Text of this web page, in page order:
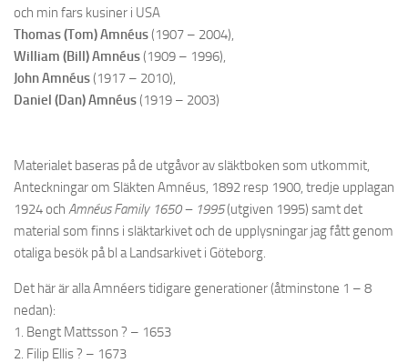
och min fars kusiner i USA
Thomas (Tom) Amnéus(1907 – 2004),
William (Bill) Amnéus(1909 – 1996),
John Amnéus(1917 – 2010),
Daniel (Dan) Amnéus(1919 – 2003)
Materialet baseras på de utgåvor av släktboken som utkommit,
Anteckningar om Släkten Amnéus, 1892 resp 1900, tredje upplagan
1924 och Amnéus Family 1650 – 1995(utgiven 1995) samt det
material som finns i släktarkivet och de upplysningar jag fått genom
otaliga besök på bl a Landsarkivet i Göteborg.
Det här är alla Amnéers tidigare generationer (åtminstone 1 – 8
nedan):
1. Bengt Mattsson ? – 1653
2. Filip Ellis ? – 1673